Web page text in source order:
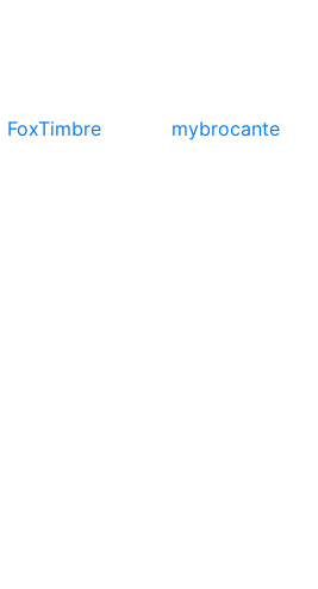
FoxTimbre mybrocante